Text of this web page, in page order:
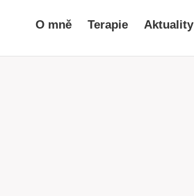
O mně Terapie Aktuality